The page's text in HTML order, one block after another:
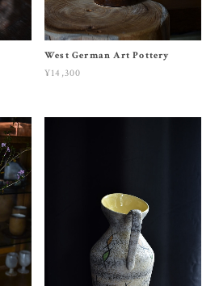
West German Art Pottery
¥14,300